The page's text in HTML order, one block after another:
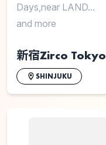
Days,near LAND...
and more
新宿Zirco Tokyo
SHINJUKU